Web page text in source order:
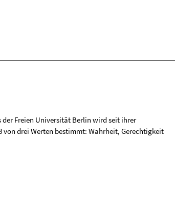
der Freien Universität Berlin wird seit ihrer
von drei Werten bestimmt: Wahrheit, Gerechtigkeit